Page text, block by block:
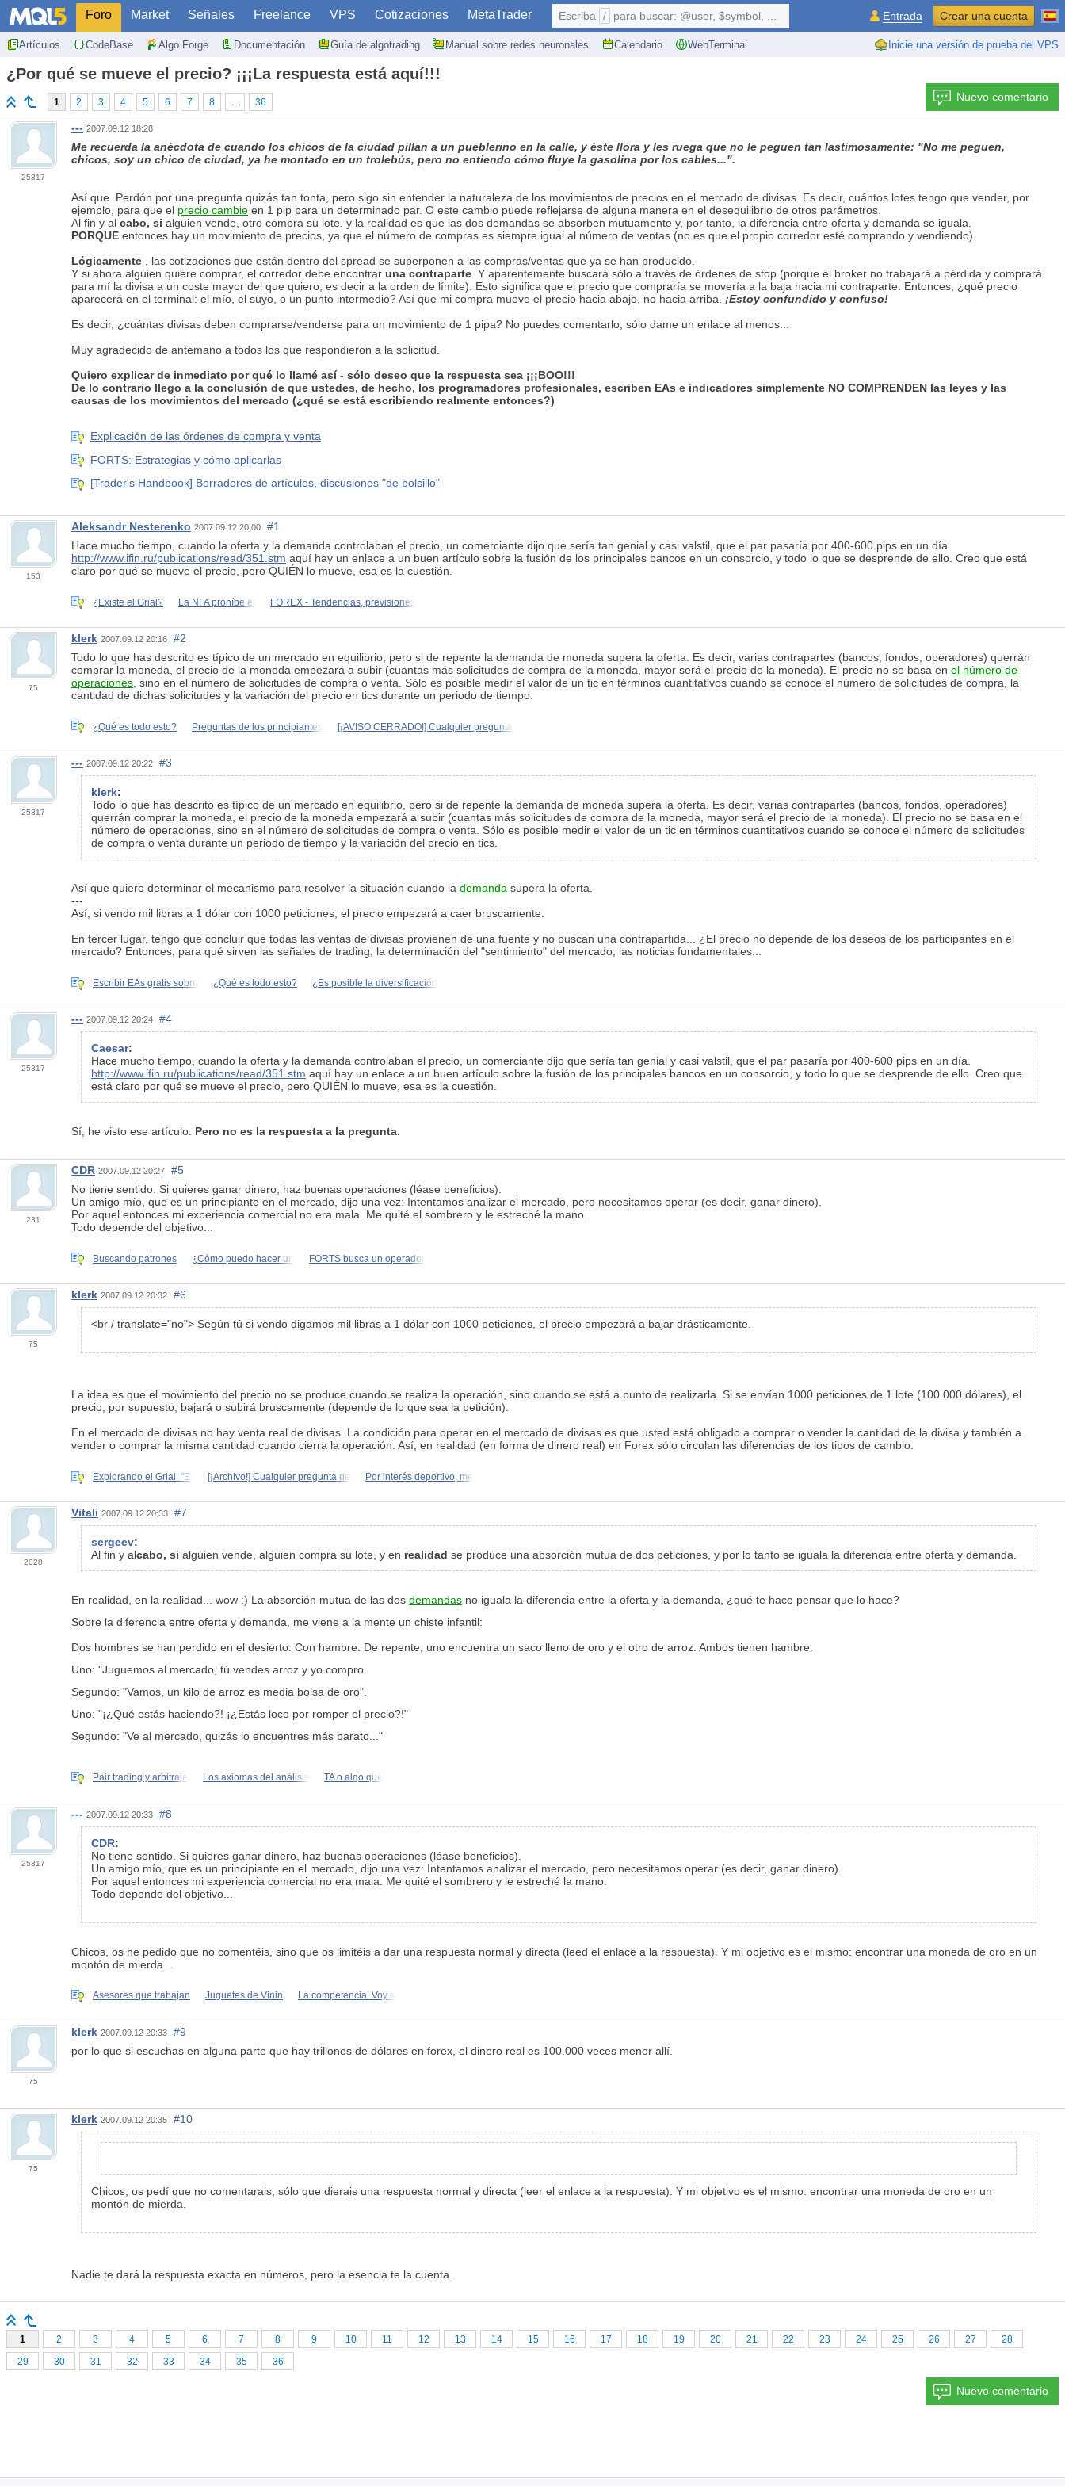
Foro Market Señales Freelance VPS Cotizaciones MetaTrader
Artículos CodeBase Algo Forge Documentación Guía de algotrading Manual sobre redes neuronales Calendario WebTerminal Inicie una versión de prueba del VPS
Escriba / para buscar: @user, $symbol, ... Entrada Crear una cuenta
¿Por qué se mueve el precio? ¡¡¡La respuesta está aquí!!!
1 2 3 4 5 6 7 8 ... 36 Nuevo comentario
25317
--- 2007.09.12 18:28
Me recuerda la anécdota de cuando los chicos de la ciudad pillan a un pueblerino en la calle, y éste llora y les ruega que no le peguen tan lastimosamente: "No me peguen,
chicos, soy un chico de ciudad, ya he montado en un trolebús, pero no entiendo cómo fluye la gasolina por los cables...".
Así que. Perdón por una pregunta quizás tan tonta, pero sigo sin entender la naturaleza de los movimientos de precios en el mercado de divisas. Es decir, cuántos lotes tengo que vender, por
ejemplo, para que el precio cambie en 1 pip para un determinado par. O este cambio puede reflejarse de alguna manera en el desequilibrio de otros parámetros.
Al fin y al cabo, si alguien vende, otro compra su lote, y la realidad es que las dos demandas se absorben mutuamente y, por tanto, la diferencia entre oferta y demanda se iguala.
PORQUE entonces hay un movimiento de precios, ya que el número de compras es siempre igual al número de ventas (no es que el propio corredor esté comprando y vendiendo).
Lógicamente , las cotizaciones que están dentro del spread se superponen a las compras/ventas que ya se han producido.
Y si ahora alguien quiere comprar, el corredor debe encontrar una contraparte. Y aparentemente buscará sólo a través de órdenes de stop (porque el broker no trabajará a pérdida y comprará
para mí la divisa a un coste mayor del que quiero, es decir a la orden de límite). Esto significa que el precio que compraría se movería a la baja hacia mi contraparte. Entonces, ¿qué precio
aparecerá en el terminal: el mío, el suyo, o un punto intermedio? Así que mi compra mueve el precio hacia abajo, no hacia arriba. ¡Estoy confundido y confuso!
Es decir, ¿cuántas divisas deben comprarse/venderse para un movimiento de 1 pipa? No puedes comentarlo, sólo dame un enlace al menos...
Muy agradecido de antemano a todos los que respondieron a la solicitud.
Quiero explicar de inmediato por qué lo llamé así - sólo deseo que la respuesta sea ¡¡¡BOO!!!
De lo contrario llego a la conclusión de que ustedes, de hecho, los programadores profesionales, escriben EAs e indicadores simplemente NO COMPRENDEN las leyes y las
causas de los movimientos del mercado (¿qué se está escribiendo realmente entonces?)
Explicación de las órdenes de compra y venta
FORTS: Estrategias y cómo aplicarlas
[Trader's Handbook] Borradores de artículos, discusiones "de bolsillo"
153
Aleksandr Nesterenko 2007.09.12 20:00
#1
Hace mucho tiempo, cuando la oferta y la demanda controlaban el precio, un comerciante dijo que sería tan genial y casi valstil, que el par pasaría por 400-600 pips en un día.
http://www.ifin.ru/publications/read/351.stm aquí hay un enlace a un buen artículo sobre la fusión de los principales bancos en un consorcio, y todo lo que se desprende de ello. Creo que está
claro por qué se mueve el precio, pero QUIÉN lo mueve, esa es la cuestión.
¿Existe el Grial? La NFA prohíbe el FOREX - Tendencias, previsiones
75
klerk 2007.09.12 20:16
#2
Todo lo que has descrito es típico de un mercado en equilibrio, pero si de repente la demanda de moneda supera la oferta. Es decir, varias contrapartes (bancos, fondos, operadores) querrán
comprar la moneda, el precio de la moneda empezará a subir (cuantas más solicitudes de compra de la moneda, mayor será el precio de la moneda). El precio no se basa en el número de
operaciones , sino en el número de solicitudes de compra o venta. Sólo es posible medir el valor de un tic en términos cuantitativos cuando se conoce el número de solicitudes de compra, la
cantidad de dichas solicitudes y la variación del precio en tics durante un periodo de tiempo.
¿Qué es todo esto? Preguntas de los principiantes [¡AVISO CERRADO!] Cualquier pregunta
25317
--- 2007.09.12 20:22 #3
klerk:
Todo lo que has descrito es típico de un mercado en equilibrio, pero si de repente la demanda de moneda supera la oferta. Es decir, varias contrapartes (bancos, fondos, operadores)
querrán comprar la moneda, el precio de la moneda empezará a subir (cuantas más solicitudes de compra de la moneda, mayor será el precio de la moneda). El precio no se basa en el
número de operaciones, sino en el número de solicitudes de compra o venta. Sólo es posible medir el valor de un tic en términos cuantitativos cuando se conoce el número de solicitudes
de compra o venta durante un periodo de tiempo y la variación del precio en tics.
Así que quiero determinar el mecanismo para resolver la situación cuando la demanda supera la oferta.
---
Así, si vendo mil libras a 1 dólar con 1000 peticiones, el precio empezará a caer bruscamente.
En tercer lugar, tengo que concluir que todas las ventas de divisas provienen de una fuente y no buscan una contrapartida... ¿El precio no depende de los deseos de los participantes en el
mercado? Entonces, para qué sirven las señales de trading, la determinación del "sentimiento" del mercado, las noticias fundamentales...
Escribir EAs gratis sobre ¿Qué es todo esto? ¿Es posible la diversificación
25317
--- 2007.09.12 20:24 #4
Caesar:
Hace mucho tiempo, cuando la oferta y la demanda controlaban el precio, un comerciante dijo que sería tan genial y casi valstil, que el par pasaría por 400-600 pips en un día.
http://www.ifin.ru/publications/read/351.stm aquí hay un enlace a un buen artículo sobre la fusión de los principales bancos en un consorcio, y todo lo que se desprende de ello. Creo que
está claro por qué se mueve el precio, pero QUIÉN lo mueve, esa es la cuestión.
Sí, he visto ese artículo. Pero no es la respuesta a la pregunta.
231
CDR 2007.09.12 20:27
#5
No tiene sentido. Si quieres ganar dinero, haz buenas operaciones (léase beneficios).
Un amigo mío, que es un principiante en el mercado, dijo una vez: Intentamos analizar el mercado, pero necesitamos operar (es decir, ganar dinero).
Por aquel entonces mi experiencia comercial no era mala. Me quité el sombrero y le estreché la mano.
Todo depende del objetivo...
Buscando patrones ¿Cómo puedo hacer un FORTS busca un operador
75
klerk 2007.09.12 20:32 #6
<br / translate="no"> Según tú si vendo digamos mil libras a 1 dólar con 1000 peticiones, el precio empezará a bajar drásticamente.
La idea es que el movimiento del precio no se produce cuando se realiza la operación, sino cuando se está a punto de realizarla. Si se envían 1000 peticiones de 1 lote (100.000 dólares), el
precio, por supuesto, bajará o subirá bruscamente (depende de lo que sea la petición).
En el mercado de divisas no hay venta real de divisas. La condición para operar en el mercado de divisas es que usted está obligado a comprar o vender la cantidad de la divisa y también a
vender o comprar la misma cantidad cuando cierra la operación. Así, en realidad (en forma de dinero real) en Forex sólo circulan las diferencias de los tipos de cambio.
Explorando el Grial. "El [¡Archivo!] Cualquier pregunta de Por interés deportivo, me
2028
Vitali 2007.09.12 20:33 #7
sergeev:
Al fin y alcabo, si alguien vende, alguien compra su lote, y en realidad se produce una absorción mutua de dos peticiones, y por lo tanto se iguala la diferencia entre oferta y demanda.
En realidad, en la realidad... wow :) La absorción mutua de las dos demandas no iguala la diferencia entre la oferta y la demanda, ¿qué te hace pensar que lo hace?
Sobre la diferencia entre oferta y demanda, me viene a la mente un chiste infantil:
Dos hombres se han perdido en el desierto. Con hambre. De repente, uno encuentra un saco lleno de oro y el otro de arroz. Ambos tienen hambre.
Uno: "Juguemos al mercado, tú vendes arroz y yo compro.
Segundo: "Vamos, un kilo de arroz es media bolsa de oro".
Uno: "¡¿Qué estás haciendo?! ¡¿Estás loco por romper el precio?!"
Segundo: "Ve al mercado, quizás lo encuentres más barato..."
Pair trading y arbitraje Los axiomas del análisis TA o algo que
25317
--- 2007.09.12 20:33 #8
CDR:
No tiene sentido. Si quieres ganar dinero, haz buenas operaciones (léase beneficios).
Un amigo mío, que es un principiante en el mercado, dijo una vez: Intentamos analizar el mercado, pero necesitamos operar (es decir, ganar dinero).
Por aquel entonces mi experiencia comercial no era mala. Me quité el sombrero y le estreché la mano.
Todo depende del objetivo...
Chicos, os he pedido que no comentéis, sino que os limitéis a dar una respuesta normal y directa (leed el enlace a la respuesta). Y mi objetivo es el mismo: encontrar una moneda de oro en un
montón de mierda...
Asesores que trabajan Juguetes de Vinin La competencia. Voy a
75
klerk 2007.09.12 20:33
#9
por lo que si escuchas en alguna parte que hay trillones de dólares en forex, el dinero real es 100.000 veces menor allí.
75
klerk 2007.09.12 20:35 #10
Chicos, os pedí que no comentarais, sólo que dierais una respuesta normal y directa (leer el enlace a la respuesta). Y mi objetivo es el mismo: encontrar una moneda de oro en un
montón de mierda.
Nadie te dará la respuesta exacta en números, pero la esencia te la cuenta.
1 2 3 4 5 6 7 8 9 10 11 12 13 14 15 16 17 18 19 20 21 22 23 24 25 26 27
28
29
30 31 32 33 34 35 36
Nuevo comentario